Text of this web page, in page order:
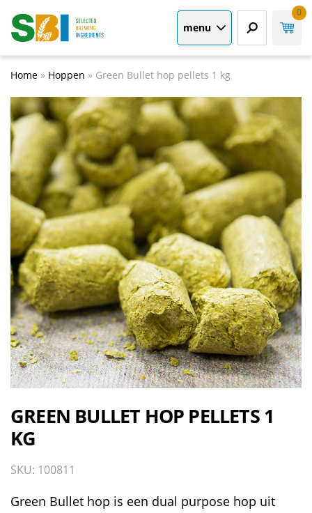
menu
0
Home » Hoppen » Green Bullet hop pellets 1 kg
GREEN BULLET HOP PELLETS 1
KG
SKU: 100811
Green Bullet hop is een dual purpose hop uit